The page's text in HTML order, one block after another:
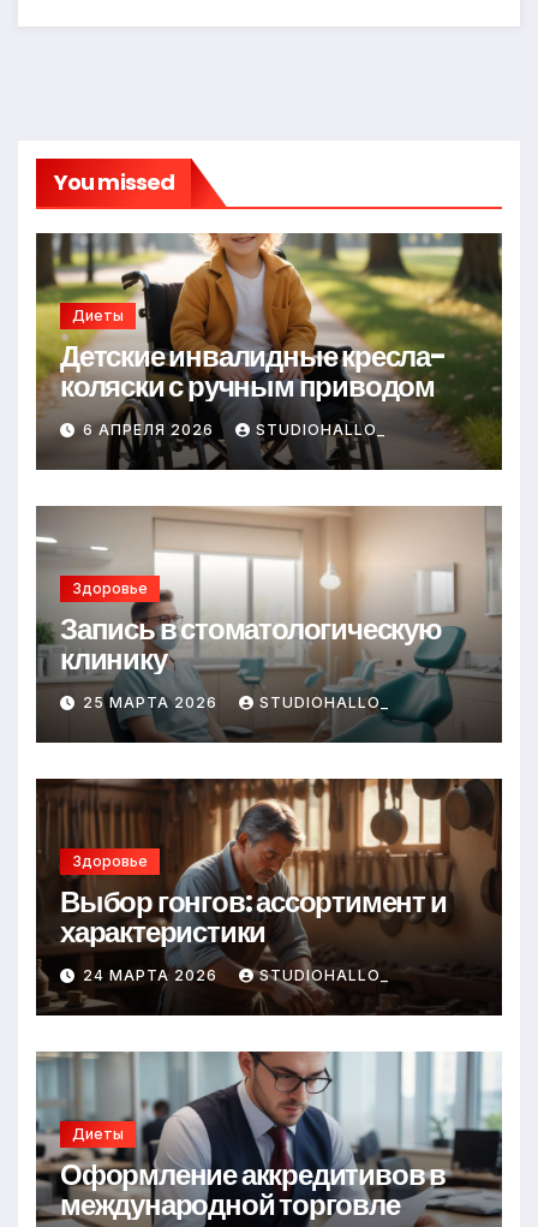
You missed
Диеты
Детские инвалидные кресла-
коляски с ручным приводом
6 АПРЕЛЯ 2026 STUDIOHALLO_
Здоровье
Запись в стоматологическую
клинику
25 МАРТА 2026 STUDIOHALLO_
Здоровье
Выбор гонгов: ассортимент и
характеристики
24 МАРТА 2026 STUDIOHALLO_
Диеты
Оформление аккредитивов в
международной торговле